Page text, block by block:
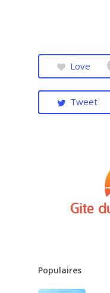
Love
Tweet
Populaires